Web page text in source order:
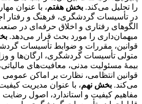
را تحلیل می‌کند. بخش هفتم، با عنوان
در تأسیسات گردشگری، فرهنگ و رفتار
الگوهای رفتاری و اخلاق حرفه‌ای در
میهمان‌داری را مورد بحث قرار می‌دهد.
قوانین، مقررات و ضوابط تأسیسات
متولی تأسیسات گردشگری، ارگان‌ها و
بیمۀ مسئولیت مدنی، معافیت‌های
قوانین انتظامی، نظارت بر اماکن عمومی و
می‌کند. بخش نهم، با عنوان مدیریت
مفاهیم کیفیت و استاندارد، اصول رضایت